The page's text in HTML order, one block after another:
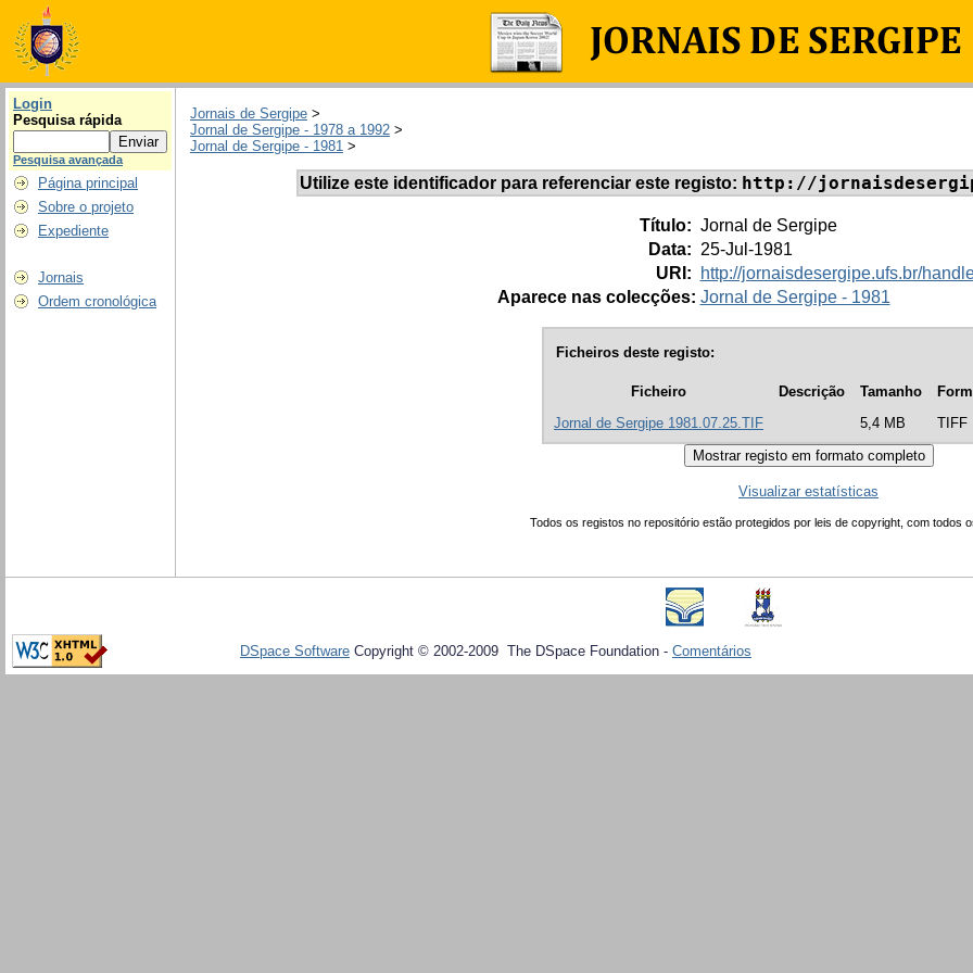
Login
Pesquisa rápida
Pesquisa avançada
Página principal
Sobre o projeto
Expediente
Jornais
Ordem cronológica
Jornais de Sergipe >
Jornal de Sergipe - 1978 a 1992 >
Jornal de Sergipe - 1981 >
Utilize este identificador para referenciar este registo: http://
Título: Jornal de Sergipe
Data: 25-Jul-1981
URI:
http://jornaisdesergipe.ufs.br/
Aparece nas colecções: Jornal de Sergipe - 1981
Ficheiros deste registo:
Ficheiro Descrição Tamanho
Jornal de Sergipe 1981.07.25.TIF
5,4 MB TIFF
Visualizar estatísticas
Todos os registos no repositório estão protegidos por leis de copyright, com todos
DSpace Software Copyright © 2002-2009 The DSpace Foundation - Comentários